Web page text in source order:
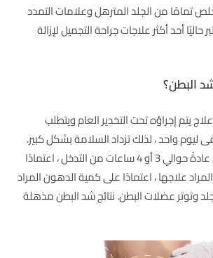
تمامًا من الجلد المترهل وعلامات التمدد
أحد أكثر علاجات جراحة التجميل لإزالة
البطن؟
يتم إجراؤه تحت التخدير العام ويتطلب
واحد ، لذلك تزداد السلامة بشكل كبير.
وهي عملية تستغرق عادةً حوالي 3 أو 4 ساعات من التدخل ، اعتمادًا
علاجها ، اعتمادًا على كمية الدهون المراد
وتوتر عضلات البطن. نتائج شد البطن مذهلة